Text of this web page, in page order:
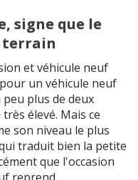
signe que le
terrain
et véhicule neuf
un véhicule neuf
plus de deux
élevé. Mais ce
son niveau le plus
traduit bien la petite
que l'occasion